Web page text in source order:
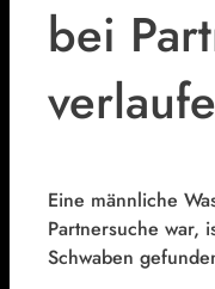
bei
Eine männliche
Partnersuche war,
Schwaben